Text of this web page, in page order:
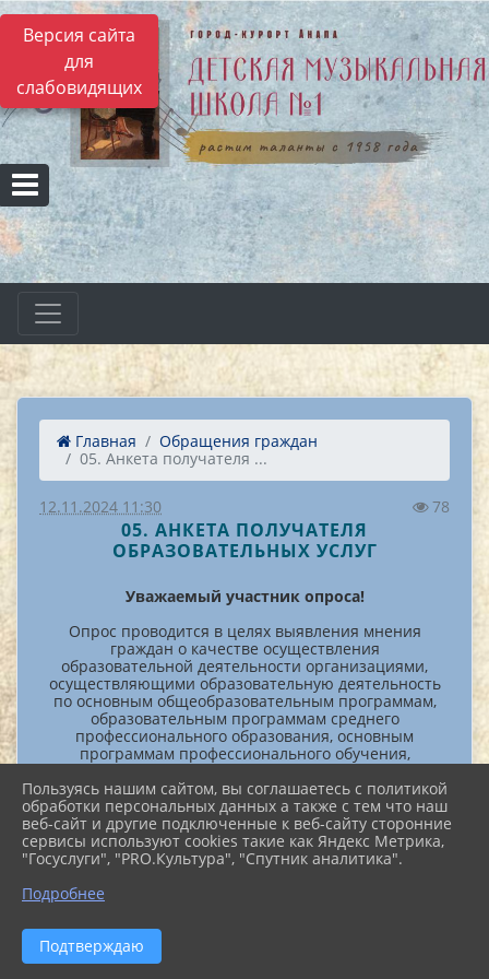
Версия сайта
для
слабовидящих
Главная
Обращения граждан
05. Анкета получателя ...
12.11.2024 11:30 78
05. АНКЕТА ПОЛУЧАТЕЛЯ
ОБРАЗОВАТЕЛЬНЫХ УСЛУГ
Уважаемый участник опроса!
Опрос проводится в целях выявления мнения
граждан о качестве осуществления
образовательной деятельности организациями,
осуществляющими образовательную деятельность
по основным общеобразовательным программам,
образовательным программам среднего
профессионального образования, основным
программам профессионального обучения,
дополнительным общеобразовательным
программам.
В опросе о качестве осуществления
образовательной деятельности организациями,
осуществляющими образовательную деятельность
по основным общеобразовательным программам и
программам, могут участвовать родители (законные
В опросе о качестве осуществления
образовательной деятельности организациями,
Пользуясь нашим сайтом, вы соглашаетесь с политикой
обработки персональных данных а также с тем что наш
веб-сайт и другие подключенные к веб-сайту сторонние
сервисы используют cookies такие как Яндекс Метрика,
"Госуслуги", "PRO.Культура", "Спутник аналитика".
Подробнее
Подтверждаю